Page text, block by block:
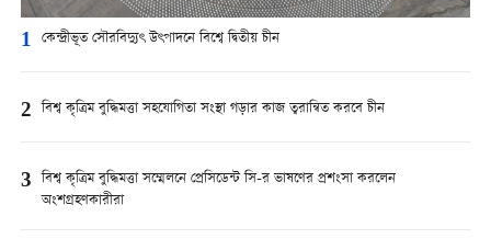
1 কেন্দ্রীভূত সৌরবিদ্যুৎ উৎপাদনে বিশ্বে দ্বিতীয় চীন
2 বিশ্ব কৃত্রিম বুদ্ধিমত্তা সহযোগিতা সংস্থা গড়ার কাজ ত্বরান্বিত করবে চীন
3 বিশ্ব কৃত্রিম বুদ্ধিমত্তা সম্মেলনে প্রেসিডেন্ট সি-র ভাষণের প্রশংসা করলেন
অংশগ্রহণকারীরা